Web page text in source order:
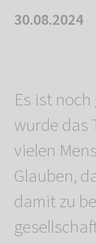
30.08.2024
Es ist
wurde das
vielen
Glauben,
damit zu